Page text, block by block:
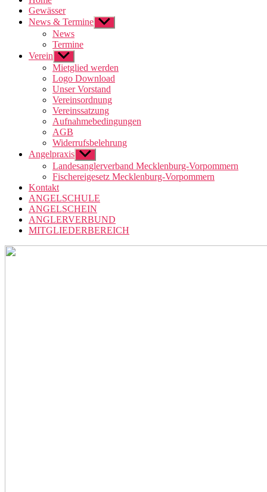
Gewässer
News & Termine Untermenü
anzeigen
News
Termine
Verein Untermenü
anzeigen
Mietglied werden
Logo Download
Unser Vorstand
Vereinsordnung
Vereinssatzung
Aufnahmebedingungen
AGB
Widerrufsbelehrung
Angelpraxis Untermenü
anzeigen
Landesanglerverband Mecklenburg-Vorpommern
Fischereigesetz Mecklenburg-Vorpommern
Kontakt
ANGELSCHULE
ANGELSCHEIN
ANGLERVERBUND
MITGLIEDERBEREICH